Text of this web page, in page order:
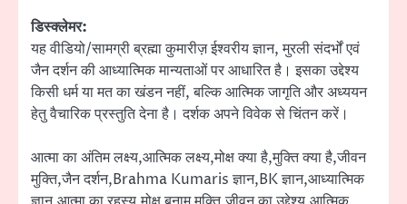
डिस्क्लेमर:
यह वीडियो/सामग्री ब्रह्मा कुमारीज़ ईश्वरीय ज्ञान, मुरली संदर्भों एवं
जैन दर्शन की आध्यात्मिक मान्यताओं पर आधारित है। इसका उद्देश्य
किसी धर्म या मत का खंडन नहीं, बल्कि आत्मिक जागृति और अध्ययन
हेतु वैचारिक प्रस्तुति देना है। दर्शक अपने विवेक से चिंतन करें।
आत्मा का अंतिम लक्ष्य,आत्मिक लक्ष्य,मोक्ष क्या है,मुक्ति क्या है,जीवन
मुक्ति,जैन दर्शन,Brahma Kumaris ज्ञान,BK ज्ञान,आध्यात्मिक